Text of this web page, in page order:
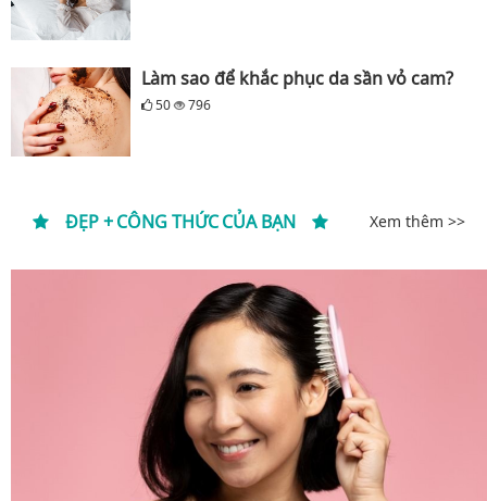
Làm sao để khắc phục da sần vỏ cam?
50 796
ĐẸP + CÔNG THỨC CỦA BẠN Xem thêm >>